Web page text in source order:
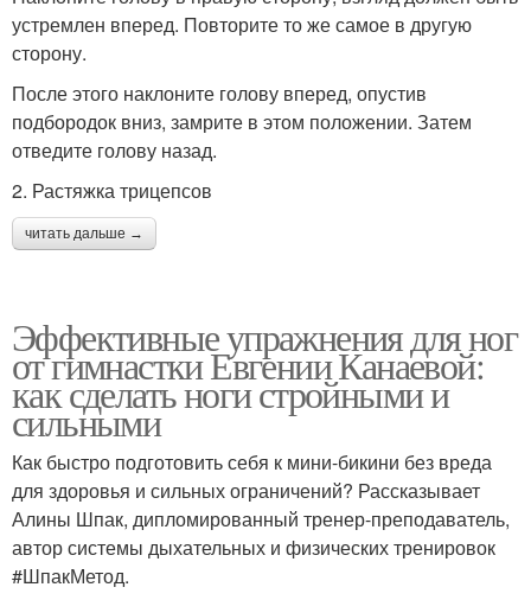
устремлен вперед. Повторите то же самое в другую
сторону.
После этого наклоните голову вперед, опустив
подбородок вниз, замрите в этом положении. Затем
отведите голову назад.
2. Растяжка трицепсов
читать дальше →
Эффективные упражнения для ног
от гимнастки Евгении Канаевой:
как сделать ноги стройными и
сильными
Как быстро подготовить себя к мини-бикини без вреда
для здоровья и сильных ограничений? Рассказывает
Алины Шпак, дипломированный тренер-преподаватель,
автор системы дыхательных и физических тренировок
#ШпакМетод.